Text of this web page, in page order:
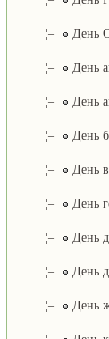
¦– День
¦– День
¦– День
¦– День
¦– День
¦– День
¦– День
¦– День
¦– День